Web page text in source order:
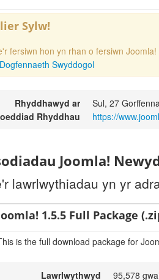
Sylw!
fersiwn hon yn rhan o fersiwn
Dogfennaeth Swyddogol
Rhyddhawyd ar
Sul, 27
Rhyddhau
https://
Joomla!
lawrlwythiadau yn yr
1.5.5 Full Package
is the full download package for
Lawrlwythwyd
95,578